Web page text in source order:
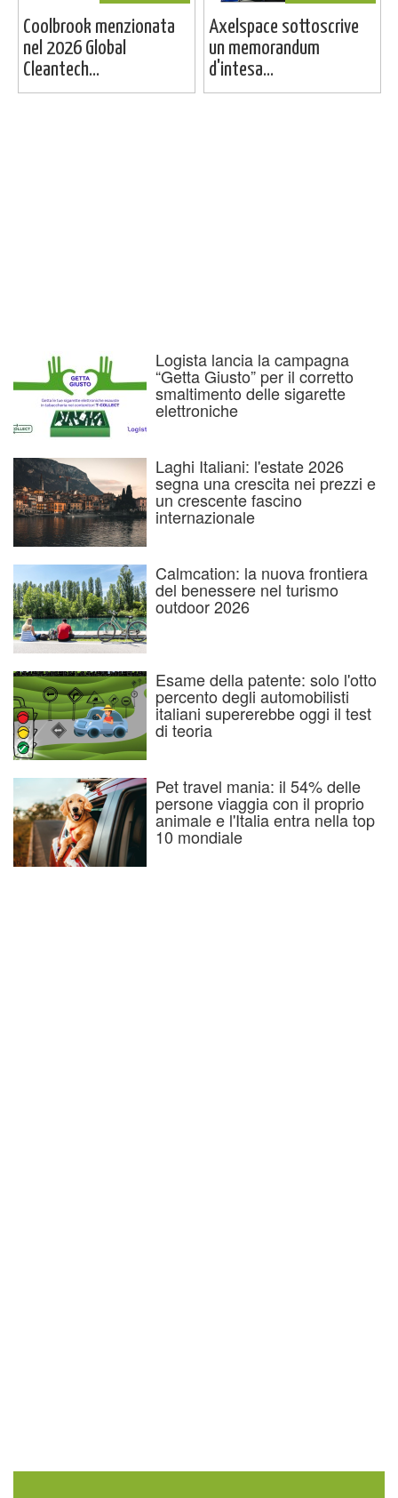
Coolbrook menzionata
nel 2026 Global
Cleantech...
Axelspace sottoscrive
un memorandum
d'intesa...
Logista lancia la campagna
“Getta Giusto” per il corretto
smaltimento delle sigarette
elettroniche
Laghi Italiani: l'estate 2026
segna una crescita nei prezzi e
un crescente fascino
internazionale
Calmcation: la nuova frontiera
del benessere nel turismo
outdoor 2026
Esame della patente: solo l'otto
percento degli automobilisti
italiani supererebbe oggi il test
di teoria
Pet travel mania: il 54% delle
persone viaggia con il proprio
animale e l'Italia entra nella top
10 mondiale